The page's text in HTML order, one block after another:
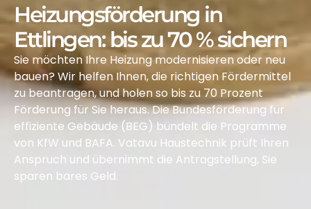
Heizungsförderung in
Ettlingen: bis zu 70 % sichern
Sie möchten Ihre Heizung modernisieren oder neu
bauen? Wir helfen Ihnen, die richtigen Fördermittel
zu beantragen, und holen so bis zu 70 Prozent
Förderung für Sie heraus. Die Bundesförderung für
effiziente Gebäude (BEG) bündelt die Programme
von KfW und BAFA. Vatavu Haustechnik prüft Ihren
Anspruch und übernimmt die Antragstellung, Sie
sparen bares Geld.